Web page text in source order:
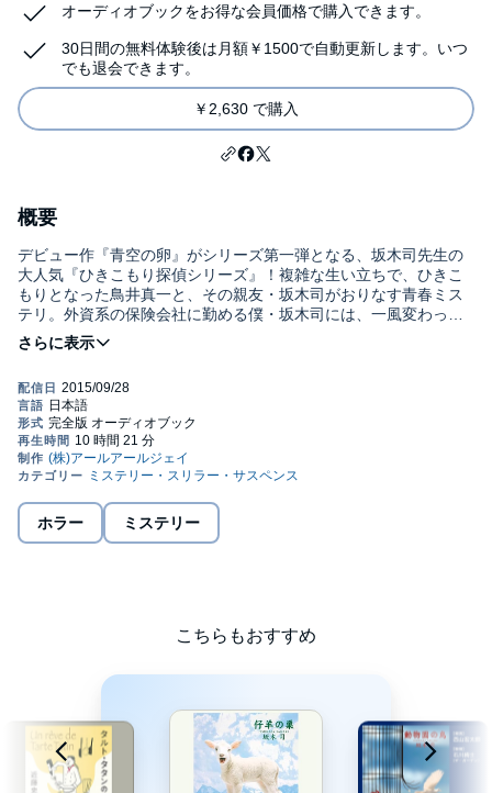
オーディオブックをお得な会員価格で購入できます。
30日間の無料体験後は月額￥1500で自動更新します。いつ
でも退会できます。
￥2,630 で購入
概要
デビュー作『青空の卵』がシリーズ第一弾となる、坂木司先生の
大人気『ひきこもり探偵シリーズ』！複雑な生い立ちで、ひきこ
もりとなった鳥井真一と、その親友・坂木司がおりなす青春ミス
テリ。外資系の保険会社に勤める僕・坂木司には、一風変わった
親友がいる。自称ひきこもりの鳥井真一だ。複雑な生い立ちの鳥
井は外部との接触を極力避け、僕を通じて世界を見ている。そん
た身近な謎を披露していく。大人の視点で推理し、子供の純粋さ
で真実を語る鳥井は、果たして外の世界へとはばたくことができ
るのか。℗坂木司・東京創元社・RRJ Inc.
ホラー ミステリー
こちらもおすすめ